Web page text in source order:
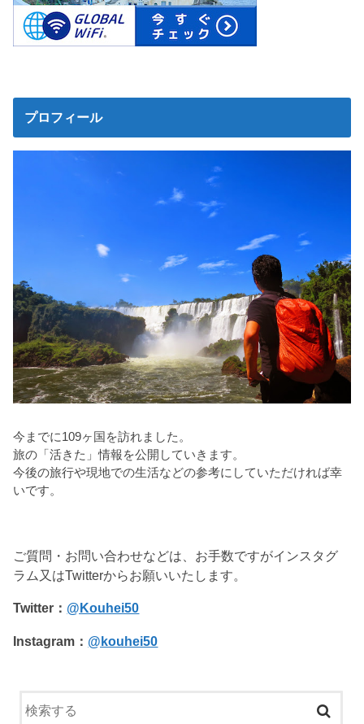
プロフィール
今までに109ヶ国を訪れました。
旅の「活きた」情報を公開していきます。
今後の旅行や現地での生活などの参考にしていただければ幸
いです。
ご質問・お問い合わせなどは、お手数ですがインスタグ
ラム又はTwitterからお願いいたします。
Twitter： @Kouhei50
Instagram： @kouhei50